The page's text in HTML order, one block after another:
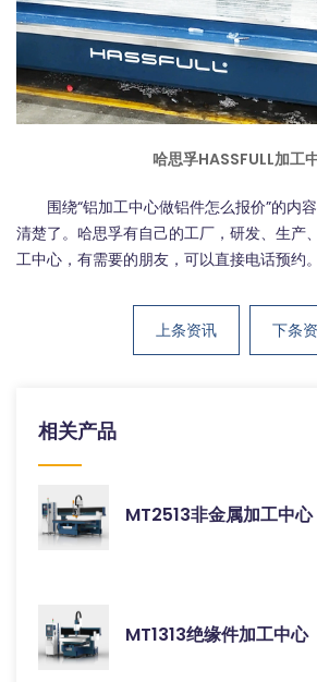
哈思孚HASSFULL加工
围绕“铝加工中心做铝件怎么报价”的内容
清楚了。哈思孚有自己的工厂，研发、生产
工中心，有需要的朋友，可以直接电话预约。
上条资讯 下条
相关产品
MT2513非金属加工中心
MT1313绝缘件加工中心